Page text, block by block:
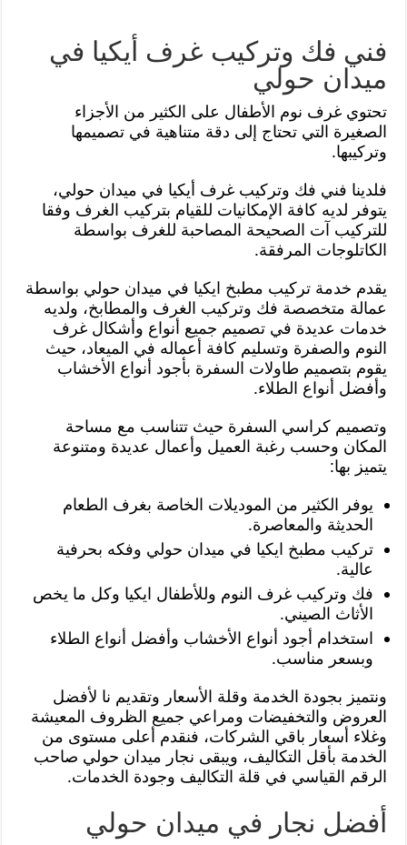
فني فك وتركيب غرف أيكيا في
ميدان حولي
تحتوي غرف نوم الأطفال على الكثير من الأجزاء
الصغيرة التي تحتاج إلى دقة متناهية في تصميمها
وتركيبها.
فلدينا فني فك وتركيب غرف أيكيا في ميدان حولي،
يتوفر لديه كافة الإمكانيات للقيام بتركيب الغرف وفقا
للتركيب آت الصحيحة المصاحبة للغرف بواسطة
الكاتلوجات المرفقة.
يقدم خدمة تركيب مطبخ ايكيا في ميدان حولي بواسطة
عمالة متخصصة فك وتركيب الغرف والمطابخ، ولديه
خدمات عديدة في تصميم جميع أنواع وأشكال غرف
النوم والصفرة وتسليم كافة أعماله في الميعاد، حيث
يقوم بتصميم طاولات السفرة بأجود أنواع الأخشاب
وأفضل أنواع الطلاء.
وتصميم كراسي السفرة حيث تتناسب مع مساحة
المكان وحسب رغبة العميل وأعمال عديدة ومتنوعة
يتميز بها:
يوفر الكثير من الموديلات الخاصة بغرف الطعام
الحديثة والمعاصرة.
تركيب مطبخ ايكيا في ميدان حولي وفكه بحرفية
عالية.
فك وتركيب غرف النوم وللأطفال ايكيا وكل ما يخص
الأثاث الصيني.
استخدام أجود أنواع الأخشاب وأفضل أنواع الطلاء
وبسعر مناسب.
ونتميز بجودة الخدمة وقلة الأسعار وتقديم نا لأفضل
العروض والتخفيضات ومراعي جميع الظروف المعيشة
وغلاء أسعار باقي الشركات، فنقدم أعلى مستوى من
الخدمة بأقل التكاليف، ويبقى نجار ميدان حولي صاحب
الرقم القياسي في قلة التكاليف وجودة الخدمات.
أفضل نجار في ميدان حولي